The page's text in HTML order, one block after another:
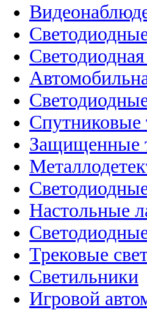
Спутниковые
Защищенные
Настольные
Трековые
Светильники
Игровой